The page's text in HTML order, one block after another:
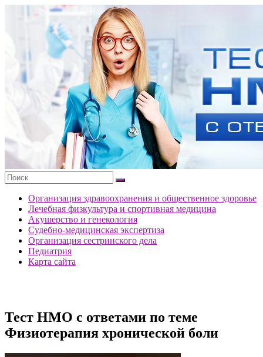
содержимому
портала
ответами
Организация здравоохранения и общественное здоровье
Лечебная физкультура и спортивная медицина
Акушерство и генекология
Судебно-медицинская экспертиза
Организация сестринского дела
Педиатрия
Карта сайта
Тест НМО с ответами по теме
Физиотерапия хронической боли